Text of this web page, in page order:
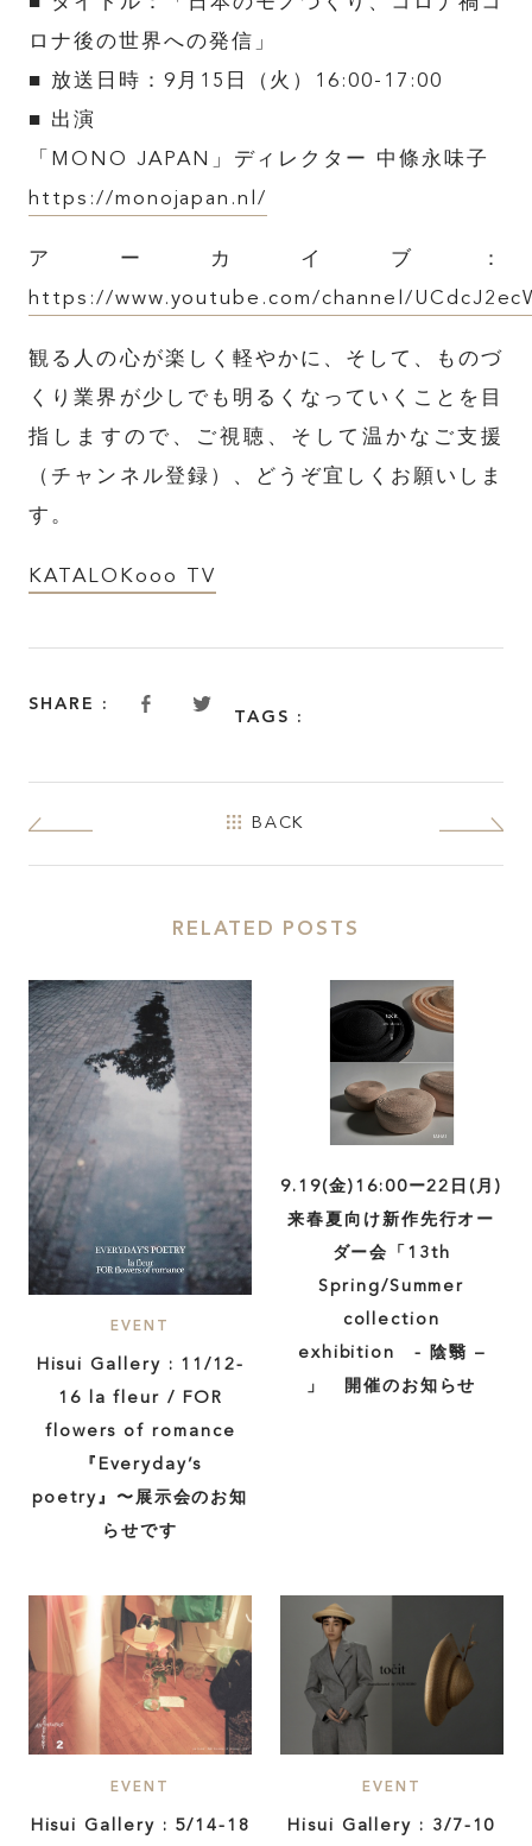
ABOUT
FEATURE
JOIN KATALOKooo
FAQ
SHARE :
ロナ後の世界への発信」
■ 放送日時：9月15日（火）16:00-17:00
■ 出演
「MONO JAPAN」ディレクター 中條永味子
https://monojapan.nl/
アーカイブ：
https://www.youtube.com/channel/
観る人の心が楽しく軽やかに、そして、
ものづ
くり業界が少しでも明るくなっていくことを目
指しますので、ご視聴、そして温かなご支援
（チャンネル登録）、どうぞ宜しくお願いしま
す。
KATALOKooo TV
SHARE :
TAGS :
BACK
RELATED POSTS
EVENT
Hisui Gallery : 11/12-
16 la fleur / FOR
flowers of romance
『Everyday’s
poetry』〜展示会のお知
らせです
9.19(金)16:00ー22日(月)
来春夏向け新作先行オー
ダー会「13th
Spring/Summer
collection
exhibition - 陰翳 –
」 開催のお知らせ
EVENT
Hisui Gallery : 5/14-18
EVENT
Hisui Gallery : 3/7-10